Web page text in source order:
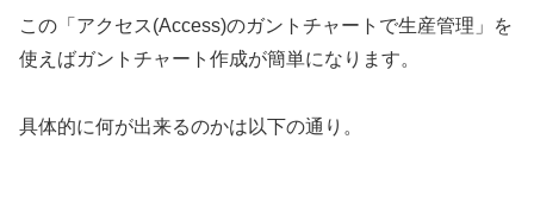
この「アクセス(Access)のガントチャートで生産管理」を
使えばガントチャート作成が簡単になります。
具体的に何が出来るのかは以下の通り。